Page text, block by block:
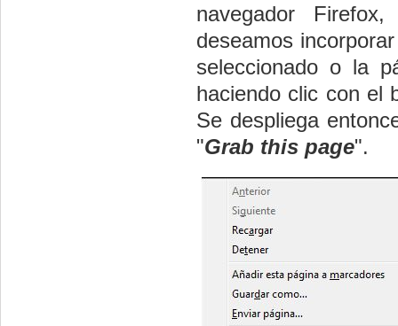
navegador
deseamos
seleccionado o la
haciendo clic con el
Se despliega
"Grab this page".